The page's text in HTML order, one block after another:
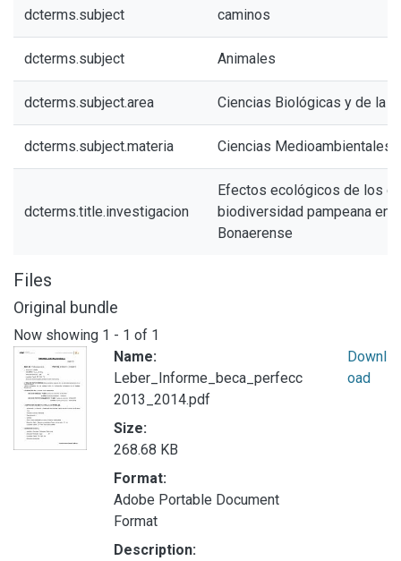
dcterms.subject caminos
dcterms.subject Animales
dcterms.subject.area Ciencias Biológicas y de la
dcterms.subject.materia Ciencias Medioambientales
dcterms.title.investigacion
Efectos ecológicos de los
biodiversidad pampeana en
Bonaerense
Files
Original bundle
Now showing 1 - 1 of 1
Name:
Leber_Informe_beca_perfecc
2013_2014.pdf
Size:
268.68 KB
Format:
Adobe Portable Document
Format
Description:
Downl
oad